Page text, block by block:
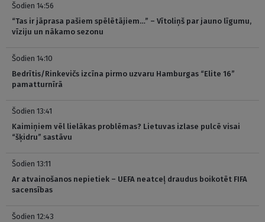
Šodien 14:56
“Tas ir jāprasa pašiem spēlētājiem…” – Vītoliņš par jauno līgumu,
vīziju un nākamo sezonu
Šodien 14:10
Bedrītis/Rinkevičs izcīna pirmo uzvaru Hamburgas “Elite 16”
pamatturnīrā
Šodien 13:41
Kaimiņiem vēl lielākas problēmas? Lietuvas izlase pulcē visai
“šķidru” sastāvu
Šodien 13:11
Ar atvainošanos nepietiek – UEFA neatceļ draudus boikotēt FIFA
sacensības
Šodien 12:43